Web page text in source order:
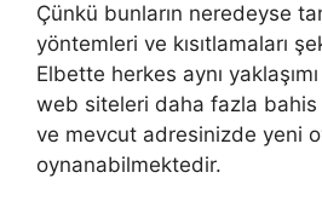
Çünkü bunların neredeyse
yöntemleri ve kısıtlamaları
Elbette herkes aynı
web siteleri daha fazla
ve mevcut adresinizde yeni
oynanabilmektedir.